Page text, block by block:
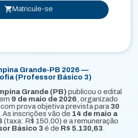
Grande-PB 2026 —
(Professor Básico 3)
Grande (PB) publicou o edital
9 de maio de 2026 , organizado
, com prova objetiva prevista para 30
. As inscrições vão de 14 de maio a
(taxa: R$ 150,00) e a remuneração
Básico 3 é de R$ 5.130,63
Matricule-se